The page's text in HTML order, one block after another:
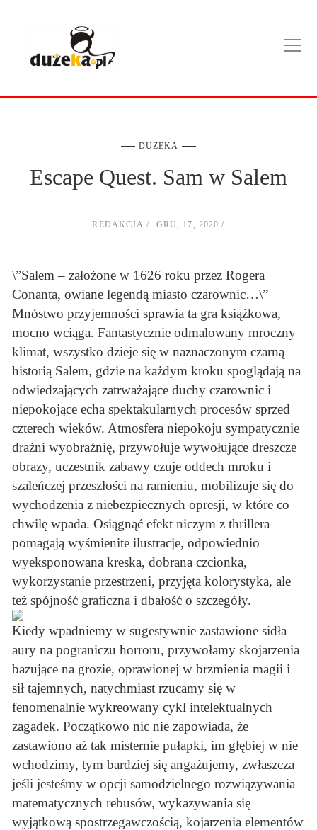
DUZEKA
Escape Quest. Sam w Salem
REDAKCJA GRU, 17, 2020
\”Salem – założone w 1626 roku przez Rogera
Conanta, owiane legendą miasto czarownic…\”
Mnóstwo przyjemności sprawia ta gra książkowa,
mocno wciąga. Fantastycznie odmalowany mroczny
klimat, wszystko dzieje się w naznaczonym czarną
historią Salem, gdzie na każdym kroku spoglądają na
odwiedzających zatrważające duchy czarownic i
niepokojące echa spektakularnych procesów sprzed
czterech wieków. Atmosfera niepokoju sympatycznie
drażni wyobraźnię, przywołuje wywołujące dreszcze
obrazy, uczestnik zabawy czuje oddech mroku i
szaleńczej przeszłości na ramieniu, mobilizuje się do
wychodzenia z niebezpiecznych opresji, w które co
chwilę wpada. Osiągnąć efekt niczym z thrillera
pomagają wyśmienite ilustracje, odpowiednio
wyeksponowana kreska, dobrana czcionka,
wykorzystanie przestrzeni, przyjęta kolorystyka, ale
też spójność graficzna i dbałość o szczegóły.
Kiedy wpadniemy w sugestywnie zastawione sidła
aury na pograniczu horroru, przywołamy skojarzenia
bazujące na grozie, oprawionej w brzmienia magii i
sił tajemnych, natychmiast rzucamy się w
fenomenalnie wykreowany cykl intelektualnych
zagadek. Początkowo nic nie zapowiada, że
zastawiono aż tak misternie pułapki, im głębiej w nie
wchodzimy, tym bardziej się angażujemy, zwłaszcza
jeśli jesteśmy w opcji samodzielnego rozwiązywania
matematycznych rebusów, wykazywania się
wyjątkową spostrzegawczością, kojarzenia elementów